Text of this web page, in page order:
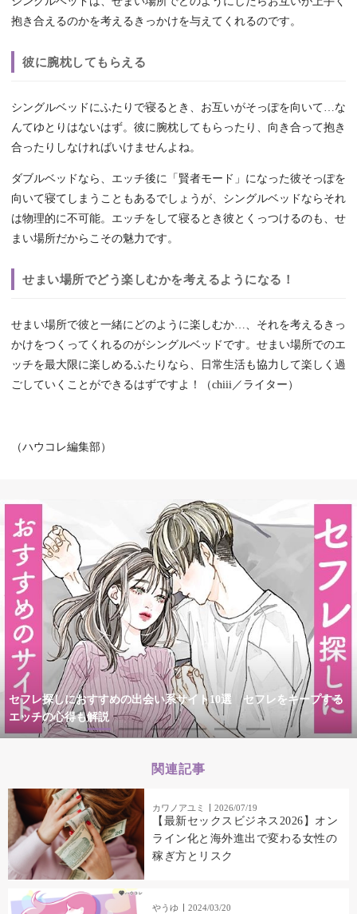
抱き合えるのかを考えるきっかけを与えてくれるのです。
彼に腕枕してもらえる
シングルベッドにふたりで寝るとき、お互いがそっぽを向いて…な
んてゆとりはないはず。彼に腕枕してもらったり、向き合って抱き
合ったりしなければいけませんよね。
ダブルベッドなら、エッチ後に「賢者モード」になった彼そっぽを
向いて寝てしまうこともあるでしょうが、シングルベッドならそれ
は物理的に不可能。エッチをして寝るとき彼とくっつけるのも、せ
まい場所だからこその魅力です。
せまい場所でどう楽しむかを考えるようになる！
せまい場所で彼と一緒にどのように楽しむか…、それを考えるきっ
かけをつくってくれるのがシングルベッドです。せまい場所でのエ
ッチを最大限に楽しめるふたりなら、日常生活も協力して楽しく過
ごしていくことができるはずですよ！（chiii／ライター）
（ハウコレ編集部）
セフレ探しにおすすめの出会い系サイト10選 セフレをキープする
エッチの心得も解説
関連記事
カワノアユミ 2026/07/19
【最新セックスビジネス2026】オン
ライン化と海外進出で変わる女性の
稼ぎ方とリスク
やうゆ 2024/03/20